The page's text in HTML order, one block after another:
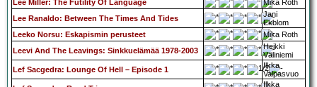
Lee Miller: The Futility Of Language
Mika Roth
Lee Ranaldo: Between The Times And Tides
Jani
Ekblom
Leeko Norsu: Eskapismin perusteet
Mika Roth
Leevi And The Leavings: Sinkkuelämää 1978-2003
Heikki
Väliniemi
Lef Sacgedra: Lounge Of Hell – Episode 1
Ilkka
Valpasvuo
Ilkka